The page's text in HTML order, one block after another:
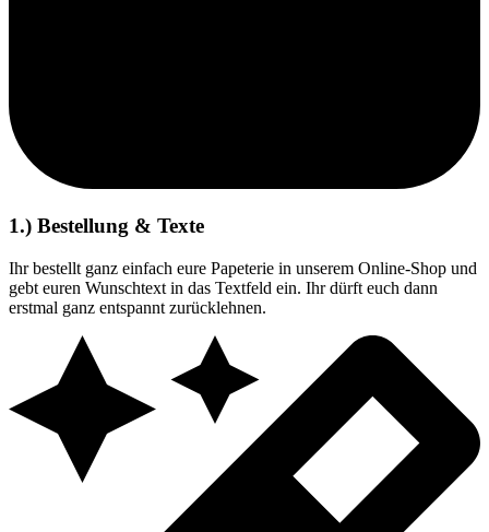
1.) Bestellung & Texte
Ihr bestellt ganz einfach eure Papeterie in unserem Online-Shop und
gebt euren Wunschtext in das Textfeld ein. Ihr dürft euch dann
erstmal ganz entspannt zurücklehnen.